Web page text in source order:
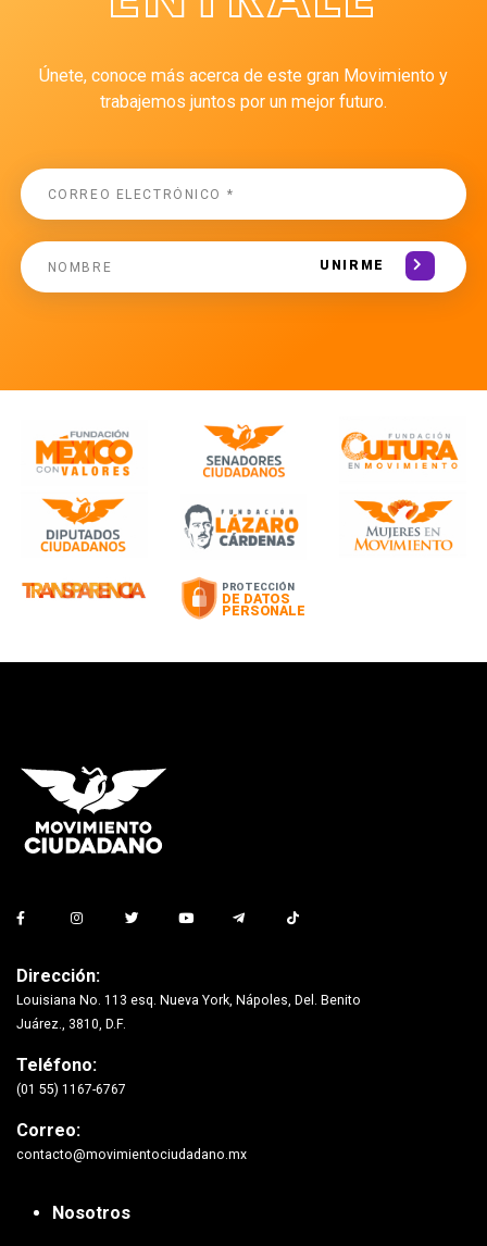
Únete, conoce más acerca de este gran Movimiento y
trabajemos juntos por un mejor futuro.
UNIRME
Dirección:
Louisiana No. 113 esq. Nueva York, Nápoles, Del. Benito
Juárez., 3810, D.F.
Teléfono:
(01 55) 1167-6767
Correo:
contacto@movimientociudadano.mx
Nosotros